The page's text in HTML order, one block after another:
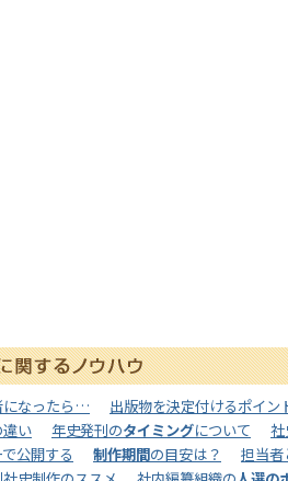
になったら…
出版物を決定付けるポイン
い
年史発刊のタイミングについて
公開する
制作期間の目安は？
担当者